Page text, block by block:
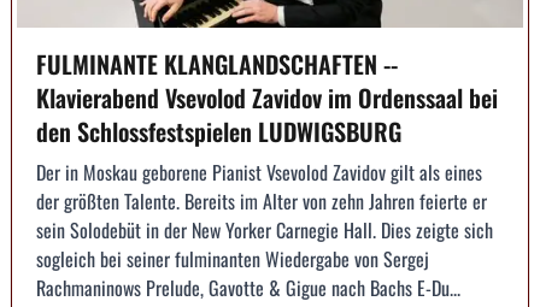
FULMINANTE KLANGLANDSCHAFTEN --
Klavierabend Vsevolod Zavidov im Ordenssaal bei
den Schlossfestspielen LUDWIGSBURG
Der in Moskau geborene Pianist Vsevolod Zavidov gilt als eines
der größten Talente. Bereits im Alter von zehn Jahren feierte er
sein Solodebüt in der New Yorker Carnegie Hall. Dies zeigte sich
sogleich bei seiner fulminanten Wiedergabe von Sergej
Rachmaninows Prelude, Gavotte & Gigue nach Bachs E-Du...